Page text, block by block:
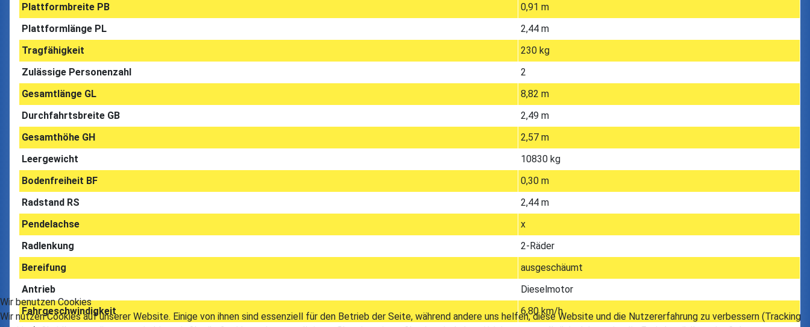
Plattformbreite PB
0,91 m
Plattformlänge PL
2,44 m
Tragfähigkeit
230 kg
Zulässige Personenzahl
2
Gesamtlänge GL
8,82 m
Durchfahrtsbreite GB
2,49 m
Gesamthöhe GH
2,57 m
Leergewicht
10830 kg
Bodenfreiheit BF
0,30 m
Radstand RS
2,44 m
Pendelachse
x
Radlenkung
2-Räder
Bereifung
ausgeschäumt
Antrieb
Dieselmotor
Fahrgeschwindigkeit
6,80 km/h
Wir benutzen Cookies
Wir nutzen Cookies auf unserer Website. Einige von ihnen sind essenziell für den Betrieb der Seite, während andere uns helfen, diese Website und die Nutzererfahrung zu verbessern (Tracking